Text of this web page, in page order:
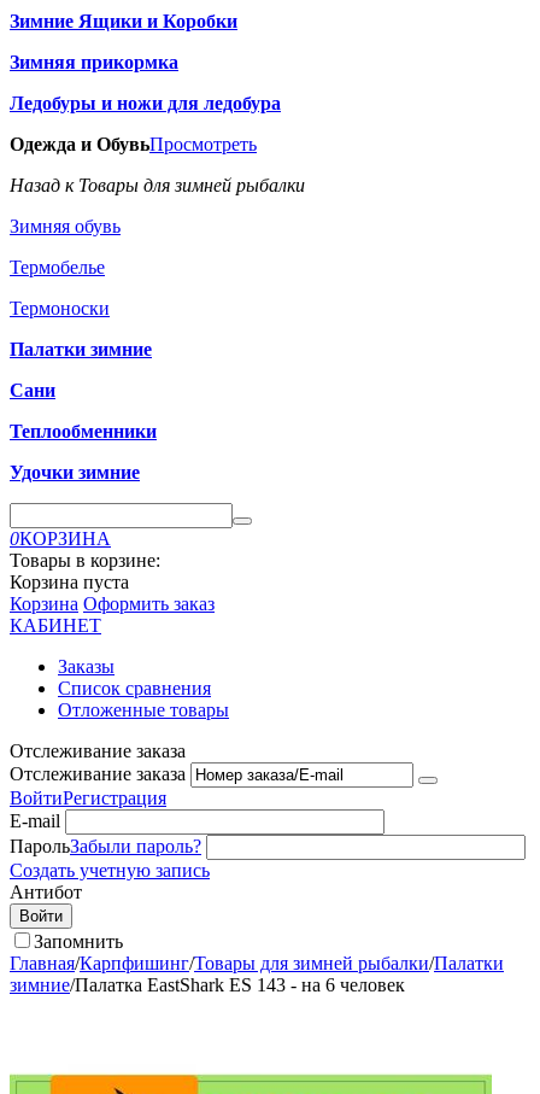
Зимние Ящики и Коробки
Зимняя прикормка
Ледобуры и ножи для ледобура
Одежда и ОбувьПросмотреть
Назад к Товары для зимней рыбалки
Зимняя обувь
Термобелье
Термоноски
Палатки зимние
Сани
Теплообменники
Удочки зимние
0КОРЗИНА
Товары в корзине:
Корзина пуста
Корзина Оформить заказ
КАБИНЕТ
Заказы
Список сравнения
Отложенные товары
Отслеживание заказа
Отслеживание заказа
ВойтиРегистрация
E-mail
ПарольЗабыли пароль?
Создать учетную запись
Антибот
Войти
Запомнить
Главная/Карпфишинг/Товары для зимней рыбалки/Палатки
зимние/Палатка EastShark ES 143 - на 6 человек